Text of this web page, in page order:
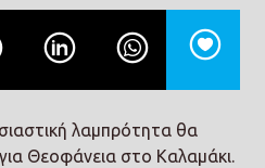
90,2
λαμπρότητα θα
Θεοφάνεια στο Καλαμάκι.